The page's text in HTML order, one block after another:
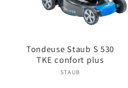
Tondeuse Staub S 530
TKE confort plus
Fournisseur :
STAUB